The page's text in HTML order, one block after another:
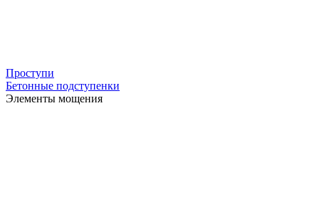
Проступи
Бетонные подступенки
Элементы мощения